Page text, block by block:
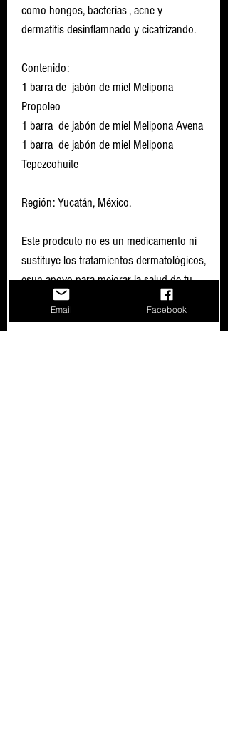
como hongos, bacterias , acne y
dermatitis desinflamnado y cicatrizando.
Contenido:
1 barra de jabón de miel Melipona
Propoleo
1 barra de jabón de miel Melipona Avena
1 barra de jabón de miel Melipona
Tepezcohuite
Región: Yucatán, México.
Este prodcuto no es un medicamento ni
sustituye los tratamientos dermatológicos,
esun apoyo para mejorar la salud de tu
piel de manera natural.
Email Facebook